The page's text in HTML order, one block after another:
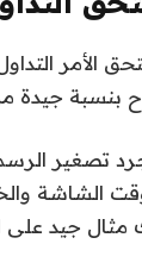
بنسبة جيدة
تصغير الرسم
الشاشة
مثال جيد على